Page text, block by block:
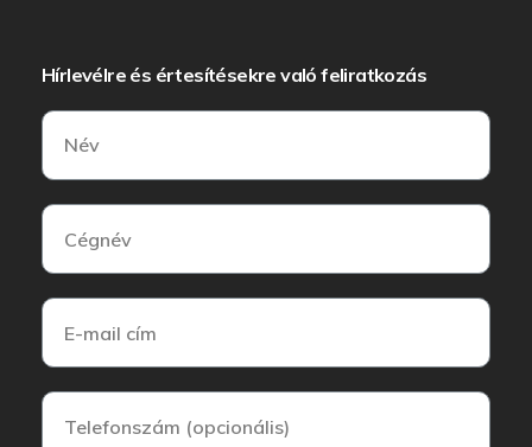
Hírlevélre és értesítésekre való feliratkozás